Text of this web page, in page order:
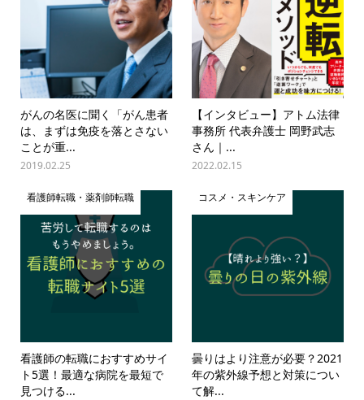
がんの名医に聞く「がん患者
は、まずは免疫を落とさない
ことが重...
2019.02.25
【インタビュー】アトム法律
事務所 代表弁護士 岡野武志
さん｜...
2022.02.15
看護師転職・薬剤師転職
看護師の転職におすすめサイ
ト5選！最適な病院を最短で
見つける...
コスメ・スキンケア
曇りはより注意が必要？2021
年の紫外線予想と対策につい
て解...